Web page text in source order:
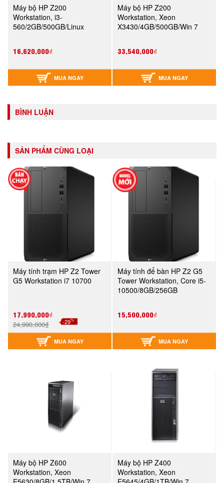
Máy bộ HP Z200
Workstation, i3-
560/2GB/500GB/Linux
16,620,000₫
MUA NGAY
Máy bộ HP Z200
Workstation, Xeon
X3430/4GB/500GB/Win 7
33,540,000₫
MUA NGAY
BÌNH LUẬN
SẢN PHẨM CÙNG LOẠI
Máy tính trạm HP Z2 Tower
G5 Workstation i7 10700
17,990,000₫
24,990,000₫ -29%
MUA NGAY
Máy tính để bàn HP Z2 G5
Tower Workstation, Core i5-
10500/8GB/256GB
15,500,000₫
MUA NGAY
Máy bộ HP Z600
Workstation, Xeon
Máy bộ HP Z400
Workstation, Xeon